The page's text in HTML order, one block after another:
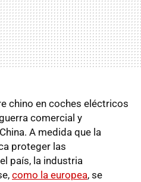
chino en coches eléctricos
comercial y
A medida que la
proteger las
país, la industria
como la europea, se